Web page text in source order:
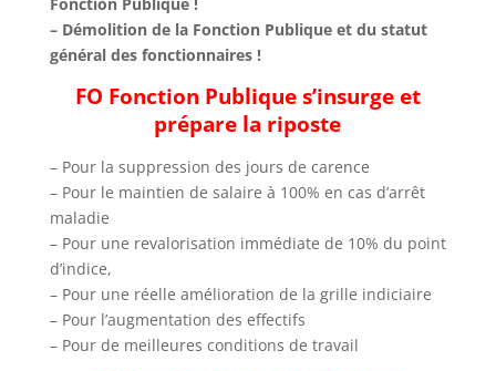
– Démolition de la Fonction Publique et du statut
général des fonctionnaires !
FO Fonction Publique s’insurge et
prépare la riposte
– Pour la suppression des jours de carence
– Pour le maintien de salaire à 100% en cas d’arrêt
maladie
– Pour une revalorisation immédiate de 10% du point
d’indice,
– Pour une réelle amélioration de la grille indiciaire
– Pour l’augmentation des effectifs
– Pour de meilleures conditions de travail